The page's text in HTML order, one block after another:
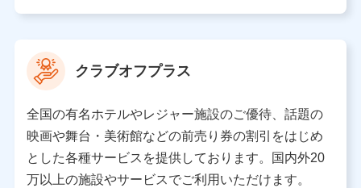
上記に係る案内・手続き・管理等付帯業務を行うため
【当該個人データの管理について責任を有する者の名称・住
所・代表者名】
当該個人データを取り扱う各共同利用者（詳細は次のとお
り）
東京都千代田区永田町2丁目11番1号 山王パークタワー
株式会社NTTドコモ 代表取締役社長 前田 義晃
クラブオフプラス
全国の有名ホテルやレジャー施設のご優待、話題の
映画や舞台・美術館などの前売り券の割引をはじめ
とした各種サービスを提供しております。国内外20
万以上の施設やサービスでご利用いただけます。